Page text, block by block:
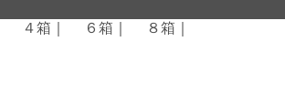
４箱 ６箱 ８箱